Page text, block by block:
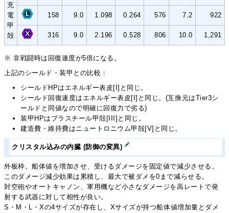
充
電
甲
殻
158 9.0 1.098 0.264 576 7.2 922
316 9.0 2.196 0.528 806 10.0 1,291
※ 非戦闘時は回復速度が5倍になる。
上記のシールド・装甲との比較：
シールドHPはエネルギー表皮[I]と同じ。
シールド回復速度はエネルギー表皮[I]と同じ。(互換元はTier3シ
ールドと同値なので明確に回復力で劣る)
装甲HPはプラスチール甲殻[III]と同じ。
建造費・維持費はニュートロニウム甲殻[V]と同じ。
クリスタル込みの内臓 (防御の変異)
外板枠。船体値を増加させ、受けるダメージを固定値で減少させる。
このダメージ減少効果は累積し、最大で被ダメを0まで減らせる。
対空砲やオートキャノン、軍用機など小さなダメージを高レートで発
射する武器に対して相性が良い。
S・M・L・Xの4サイズが存在し、Xサイズが持つ船体値増加量とダメ